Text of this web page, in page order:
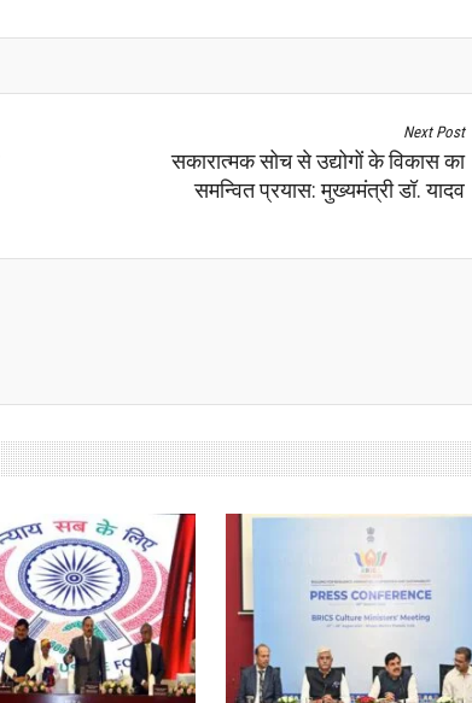
Next Post
सकारात्मक सोच से उद्योगों के विकास का
समन्वित प्रयास: मुख्यमंत्री डॉ. यादव